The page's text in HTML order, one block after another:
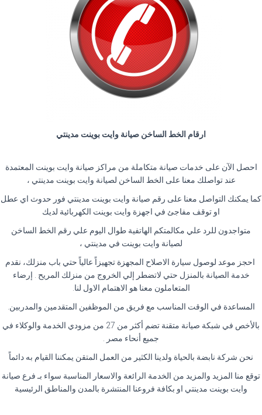
ارقام الخط الساخن صيانة وايت بوينت مدينتي
احصل الآن على خدمات صيانة متكاملة من مراكز صيانة وايت بوينت المعتمدة
عند تواصلك معنا على الخط الساخن لصيانة وايت بوينت مدينتي ،
كما يمكنك التواصل معنا على رقم صيانة وايت بوينت مدينتي فور حدوث اي عطل
او توقف مفاجئ في اجهزة وايت بوينت الكهربائية لديك
متواجدون للرد علي مكالمتكم الهاتفية طوال اليوم علي رقم الخط الساخن
لصيانة وايت بوينت في مدينتي ،
احجز موعد لوصول سيارة الاصلاح المجهزة تجهيزاً عالياً حتي باب منزلك، نقدم
خدمة الصيانة بالمنزل حتي لاتضطر إلي الخروج من منزلك المريح . إرضاء
المتعاملون معنا هو الاهتمام الاول لنا.
المساعدة في الوقت المناسب مع فريق من الموظفين المتقدمين والمدربين.
بالأخص في شبكة صيانة متقنة تضم أكثر من 27 من مزودي الخدمة والوكلاء في
جميع أنحاء مصر .
نحن شركة نابضة بالحياة ولدينا الكثير من العمل المتقن يمكننا القيام به دائماً
توقع منا المزيد والمزيد من الخدمة الرائعة والاسعار المناسبة سواء بـ فرع صيانة
وايت بوينت مدينتي او بكافة فروعنا المنتشرة بالمدن والمناطق الرئيسية